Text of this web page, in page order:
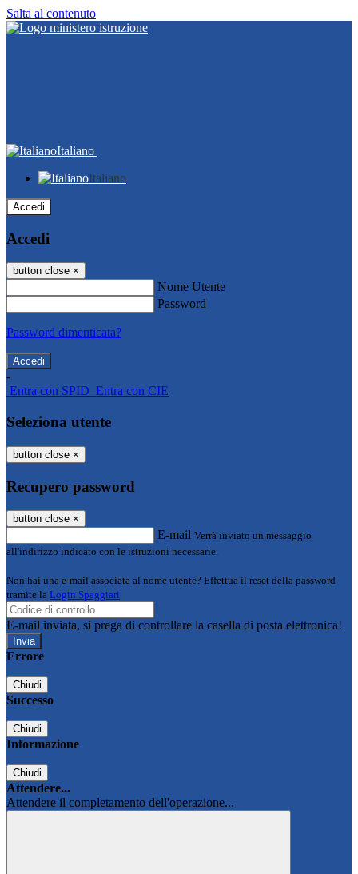
Salta al contenuto
Italiano
Italiano
Accedi
Accedi
button close ×
Nome Utente
Password
Password dimenticata?
-
Entra con SPID Entra con CIE
Seleziona utente
button close ×
Recupero password
button close ×
E-mail Verrà inviato un messaggio
all'indirizzo indicato con le istruzioni necessarie.
Non hai una e-mail associata al nome utente? Effettua il reset della password
tramite la Login Spaggiari
E-mail inviata, si prega di controllare la casella di posta elettronica!
Errore
Chiudi
Successo
Chiudi
Informazione
Chiudi
Attendere...
Attendere il completamento dell'operazione...